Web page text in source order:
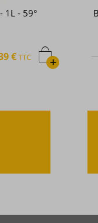
colonne -
+
€TTC